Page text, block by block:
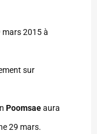
mars 2015 à
sur
Poomsaeaura
29 mars.